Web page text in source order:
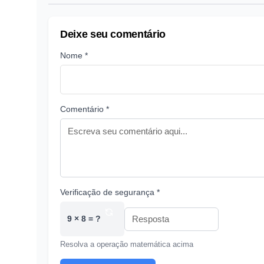
Deixe seu comentário
Nome *
Comentário *
Verificação de segurança *
9 × 8 = ?
Resolva a operação matemática acima